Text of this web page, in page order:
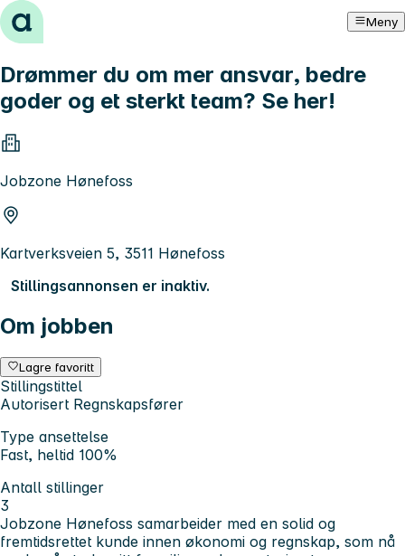
Hopp til innhold Meny
Drømmer du om mer ansvar, bedre
goder og et sterkt team? Se her!
Jobzone Hønefoss
Kartverksveien 5, 3511 Hønefoss
Stillingsannonsen er inaktiv.
Om jobben
Lagre favoritt
Stillingstittel
Autorisert Regnskapsfører
Type ansettelse
Fast, heltid 100%
Antall stillinger
3
Jobzone Hønefoss samarbeider med en solid og
fremtidsrettet kunde innen økonomi og regnskap, som nå